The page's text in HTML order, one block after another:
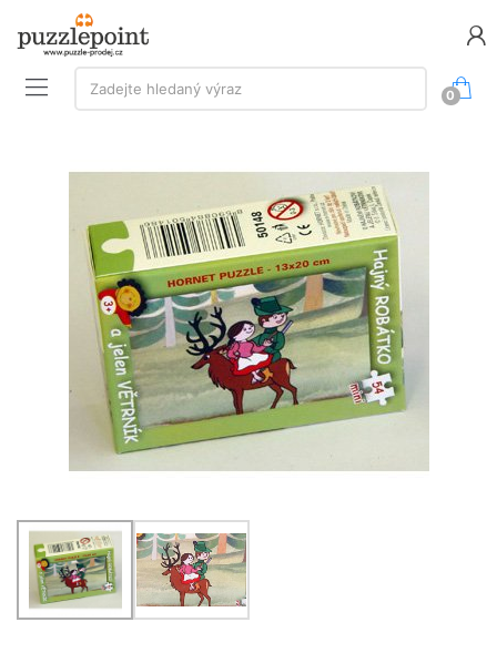
Vyhledávání:
Zadejte hledaný výraz
0